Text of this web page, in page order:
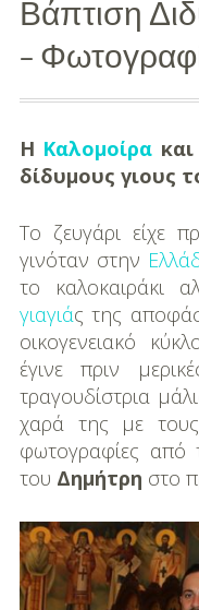
Βάπτιση
Οργάνωση
Διάσημες
Βαπτίσεις
Σπίτι
Παιδικό Δωμάτιο
Deco
DIY
Διατροφή-Συνταγές
Συνταγές
Βάπτιση
–
Η Καλομοίρα
δίδυμους γιους
Tο ζευγάρι είχε
γινόταν στην
το καλοκαιράκι
γιαγιάς της
οικογενειακό
έγινε πριν
τραγουδίστρια
χαρά της με
φωτογραφίες από
του Δημήτρη στο